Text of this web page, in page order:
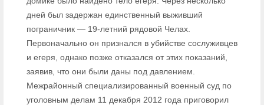
дней был задержан единственный выживший
пограничник — 19-летний рядовой Челах.
Первоначально он признался в убийстве сослуживцев
и егеря, однако позже отказался от этих показаний,
заявив, что они были даны под давлением.
Межрайонный специализированный военный суд по
уголовным делам 11 декабря 2012 года приговорил